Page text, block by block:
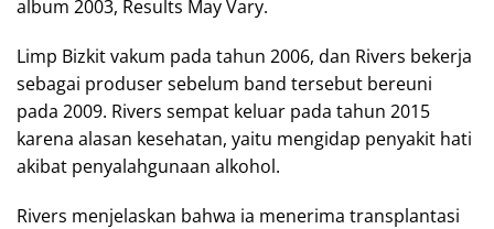
album 2003, Results May Vary.
Limp Bizkit vakum pada tahun 2006, dan Rivers bekerja
sebagai produser sebelum band tersebut bereuni
pada 2009. Rivers sempat keluar pada tahun 2015
karena alasan kesehatan, yaitu mengidap penyakit hati
akibat penyalahgunaan alkohol.
Rivers menjelaskan bahwa ia menerima transplantasi